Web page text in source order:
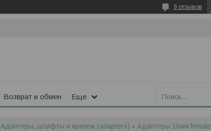
9 отзывов
Возврат и обмен Еще
Адаптеры, штифты и крепеж (adapters) Адаптеры 16мм female